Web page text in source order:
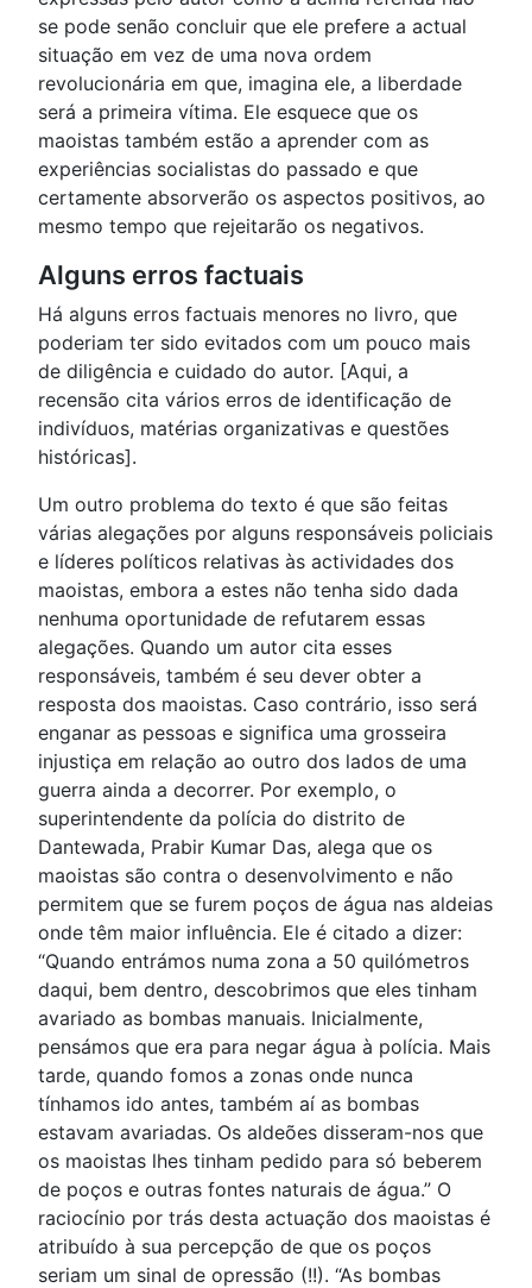
se pode senão concluir que ele prefere a actual
situação em vez de uma nova ordem
revolucionária em que, imagina ele, a liberdade
será a primeira vítima. Ele esquece que os
maoistas também estão a aprender com as
experiências socialistas do passado e que
certamente absorverão os aspectos positivos, ao
mesmo tempo que rejeitarão os negativos.
Alguns erros factuais
Há alguns erros factuais menores no livro, que
poderiam ter sido evitados com um pouco mais
de diligência e cuidado do autor. [Aqui, a
recensão cita vários erros de identificação de
indivíduos, matérias organizativas e questões
históricas].
Um outro problema do texto é que são feitas
várias alegações por alguns responsáveis policiais
e líderes políticos relativas às actividades dos
maoistas, embora a estes não tenha sido dada
nenhuma oportunidade de refutarem essas
alegações. Quando um autor cita esses
responsáveis, também é seu dever obter a
resposta dos maoistas. Caso contrário, isso será
enganar as pessoas e significa uma grosseira
injustiça em relação ao outro dos lados de uma
guerra ainda a decorrer. Por exemplo, o
superintendente da polícia do distrito de
Dantewada, Prabir Kumar Das, alega que os
maoistas são contra o desenvolvimento e não
permitem que se furem poços de água nas aldeias
onde têm maior influência. Ele é citado a dizer:
“Quando entrámos numa zona a 50 quilómetros
daqui, bem dentro, descobrimos que eles tinham
avariado as bombas manuais. Inicialmente,
pensámos que era para negar água à polícia. Mais
tarde, quando fomos a zonas onde nunca
tínhamos ido antes, também aí as bombas
estavam avariadas. Os aldeões disseram-nos que
os maoistas lhes tinham pedido para só beberem
de poços e outras fontes naturais de água.” O
raciocínio por trás desta actuação dos maoistas é
atribuído à sua percepção de que os poços
seriam um sinal de opressão (!!). “As bombas